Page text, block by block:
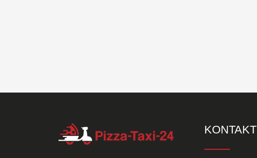
KONTAKT